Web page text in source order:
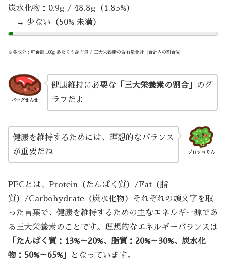
炭水化物：0.9g / 48.8g（1.85%）
→ 少ない（50% 未満）
※各成分：可食部 100g あたりの含有量 / 三大栄養素の含有量合計（合計内の割合%）
バーグせんせ
健康維持に必要な 「三大栄養素の割合」
のグ
ラフだよ
ブロッコりん
健康を維持するためには、理想的なバランス
が重要だね
PFCとは、Protein（たんぱく質）/Fat（脂
質）/Carbohydrate（炭水化物）それぞれの頭文字を取
った言葉で、健康を維持するための主なエネルギー源であ
る三大栄養素のことです。理想的なエネルギーバランスは
「たんぱく質：13%～20%、脂質：20%～30%、炭水化
物：50%～65%」
となっています。